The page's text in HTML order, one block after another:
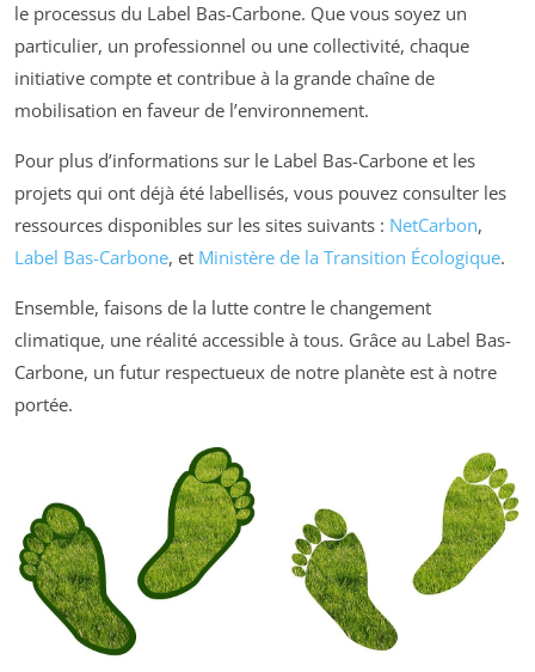
le processus du Label Bas-Carbone. Que vous soyez un
particulier, un professionnel ou une collectivité, chaque
initiative compte et contribue à la grande chaîne de
mobilisation en faveur de l’environnement.
Pour plus d’informations sur le Label Bas-Carbone et les
projets qui ont déjà été labellisés, vous pouvez consulter les
ressources disponibles sur les sites suivants : NetCarbon,
Label Bas-Carbone, et Ministère de la Transition Écologique.
Ensemble, faisons de la lutte contre le changement
climatique, une réalité accessible à tous. Grâce au Label Bas-
Carbone, un futur respectueux de notre planète est à notre
portée.